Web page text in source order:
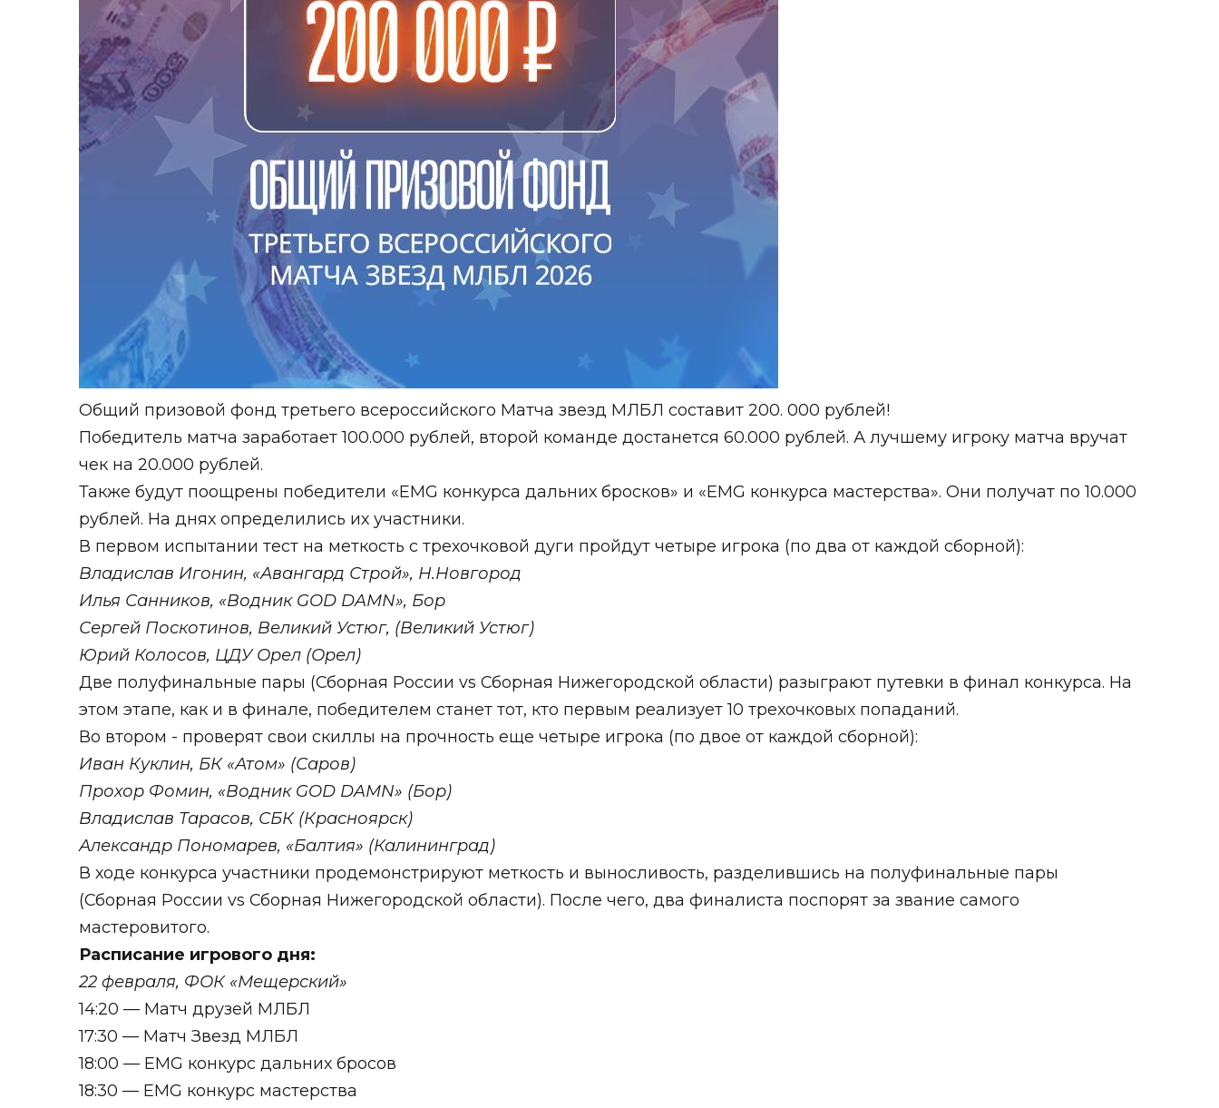
Общий призовой фонд третьего всероссийского Матча звезд МЛБЛ составит 200. 000 рублей!
Победитель матча заработает 100.000 рублей, второй команде достанется 60.000 рублей. А лучшему игроку матча вручат
чек на 20.000 рублей.
Также будут поощрены победители «EMG конкурса дальних бросков» и «EMG конкурса мастерства». Они получат по 10.000
рублей. На днях определились их участники.
В первом испытании тест на меткость с трехочковой дуги пройдут четыре игрока (по два от каждой сборной):
Владислав Игонин, «Авангард Строй», Н.Новгород
Илья Санников, «Водник GOD DAMN», Бор
Сергей Поскотинов, Великий Устюг, (Великий Устюг)
Юрий Колосов, ЦДУ Орел (Орел)
Две полуфинальные пары (Сборная России vs Сборная Нижегородской области) разыграют путевки в финал конкурса. На
этом этапе, как и в финале, победителем станет тот, кто первым реализует 10 трехочковых попаданий.
Во втором - проверят свои скиллы на прочность еще четыре игрока (по двое от каждой сборной):
Иван Куклин, БК «Атом» (Саров)
Прохор Фомин, «Водник GOD DAMN» (Бор)
Владислав Тарасов, СБК (Красноярск)
Александр Пономарев, «Балтия» (Калининград)
В ходе конкурса участники продемонстрируют меткость и выносливость, разделившись на полуфинальные пары
(Сборная России vs Сборная Нижегородской области). После чего, два финалиста поспорят за звание самого
мастеровитого.
Расписание игрового дня:
22 февраля, ФОК «Мещерский»
14:20 — Матч друзей МЛБЛ
17:30 — Матч Звезд МЛБЛ
18:00 — EMG конкурс дальних бросов
18:30 — EMG конкурс мастерства